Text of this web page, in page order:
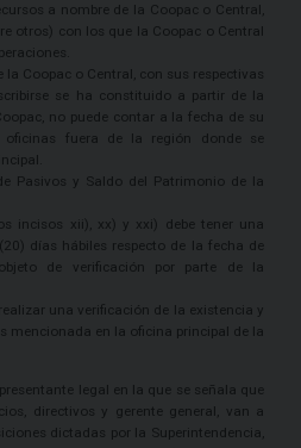
a nombre de la Coopac o Central,
otros) con los que la Coopac o Central
Coopac o Central, con sus respectivas
se ha constituido a partir de la
no puede contar a la fecha de su
fuera de la región donde se
Pasivos y Saldo del Patrimonio de la
incisos xii), xx) y xxi) debe tener una
días hábiles respecto de la fecha de
de verificación por parte de la
una verificación de la existencia y
mencionada en la oficina principal de la
legal en la que se señala que
directivos y gerente general, van a
dictadas por la Superintendencia,